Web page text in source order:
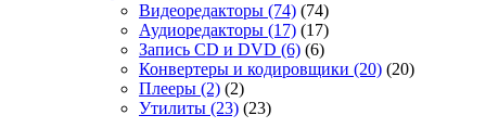
Видеоредакторы (74) (74)
Аудиоредакторы (17) (17)
Запись CD и DVD (6) (6)
Конвертеры и кодировщики (20) (20)
Плееры (2) (2)
Утилиты (23) (23)